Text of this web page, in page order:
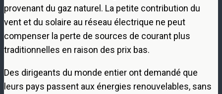
provenant du gaz naturel. La petite contribution du
vent et du solaire au réseau électrique ne peut
compenser la perte de sources de courant plus
traditionnelles en raison des prix bas.
Des dirigeants du monde entier ont demandé que
leurs pays passent aux énergies renouvelables, sans